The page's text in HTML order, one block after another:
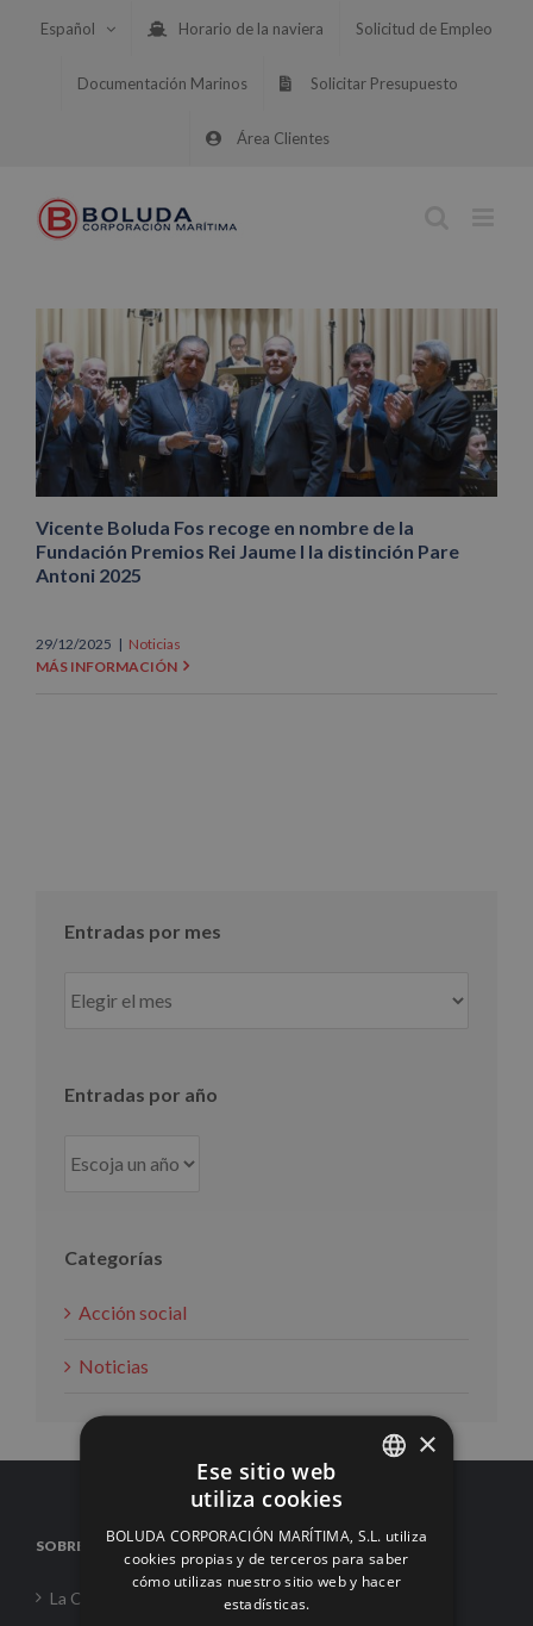
Español Horario de la naviera Solicitud de Empleo
Documentación Marinos Solicitar Presupuesto
Área Clientes
Vicente Boluda Fos recoge en nombre de la
Fundación Premios Rei Jaume I la distinción Pare
Antoni 2025
29/12/2025 | Noticias
MÁS INFORMACIÓN
Entradas por mes
por
Entradas por año
Categorías
Acción social
Noticias
SOBRE NOSOTROS
La Corporación
ENGLISH
FRENCH
×
Ese sitio web
utiliza cookies
BOLUDA CORPORACIÓN MARÍTIMA, S.L. utiliza
cookies propias y de terceros para saber
cómo utilizas nuestro sitio web y hacer
estadísticas.